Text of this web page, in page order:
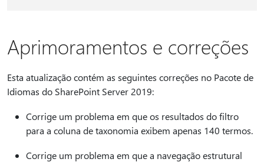
Aprimoramentos e correções
Esta atualização contém as seguintes correções no Pacote de
Idiomas do SharePoint Server 2019:
Corrige um problema em que os resultados do filtro
para a coluna de taxonomia exibem apenas 140 termos.
Corrige um problema em que a navegação estrutural